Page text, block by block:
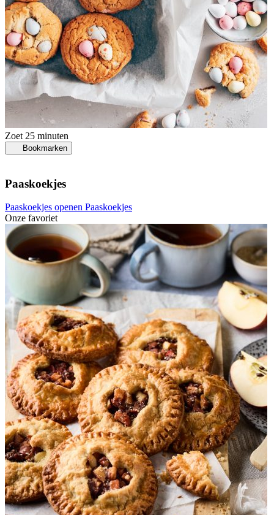
Zoet 25 minuten
Bookmarken
Paaskoekjes
Paaskoekjes openen Paaskoekjes
Onze favoriet